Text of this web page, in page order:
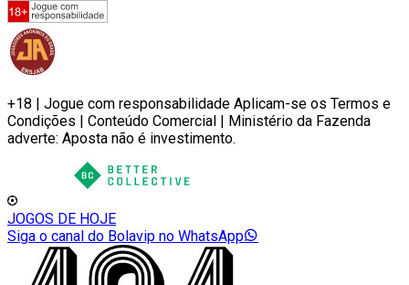
+18 | Jogue com responsabilidade Aplicam-se os Termos e
Condições | Conteúdo Comercial | Ministério da Fazenda
adverte: Aposta não é investimento.
JOGOS DE HOJE
Siga o canal do Bolavip no WhatsApp